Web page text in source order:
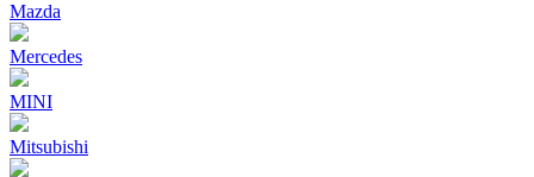
Mazda
Mercedes
MINI
Mitsubishi